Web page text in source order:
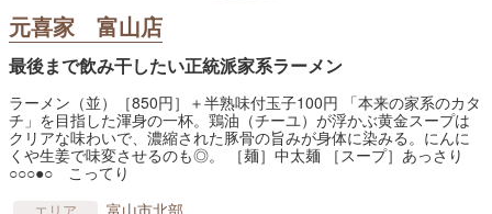
元喜家 富山店
最後まで飲み干したい正統派家系ラーメン
ラーメン（並）［850円］＋半熟味付玉子100円 「本来の家系のカタ
チ」を目指した渾身の一杯。鶏油（チーユ）が浮かぶ黄金スープは
クリアな味わいで、濃縮された豚骨の旨みが身体に染みる。にんに
くや生姜で味変させるのも◎。 ［麺］中太麺 ［スープ］あっさり
○○○●○ こってり